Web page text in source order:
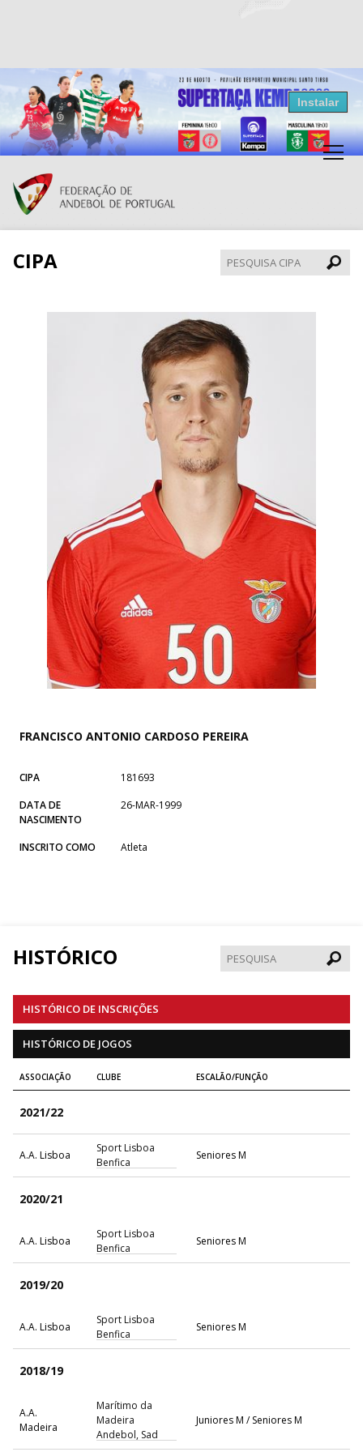
Resultados Andebol
Federação de Andebol de Portugal
Grátis - Disponivel na Play Store
Instalar
CIPA
CIPA
FRANCISCO ANTONIO CARDOSO PEREIRA
CIPA
181693
DATA DE
NASCIMENTO
26-MAR-1999
INSCRITO COMO Atleta
HISTÓRICO
HISTÓRICO DE INSCRIÇÕES
HISTÓRICO DE JOGOS
ASSOCIAÇÃO CLUBE ESCALÃO/FUNÇÃO
2021/22
A.A. Lisboa
Sport Lisboa
Benfica
Seniores M
2020/21
A.A. Lisboa
Sport Lisboa
Benfica
Seniores M
2019/20
A.A. Lisboa
Sport Lisboa
Benfica
Seniores M
2018/19
A.A.
Madeira
Marítimo da
Madeira
Andebol, Sad
Juniores M / Seniores M